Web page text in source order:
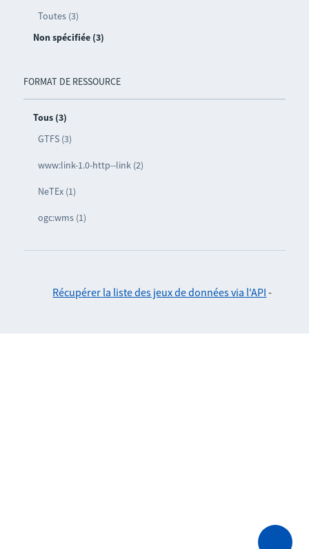
Toutes (3)
Non spécifiée (3)
FORMAT DE RESSOURCE
Tous (3)
GTFS (3)
www:link-1.0-http--link (2)
NeTEx (1)
ogc:wms (1)
Récupérer la liste des jeux de données via l'API -